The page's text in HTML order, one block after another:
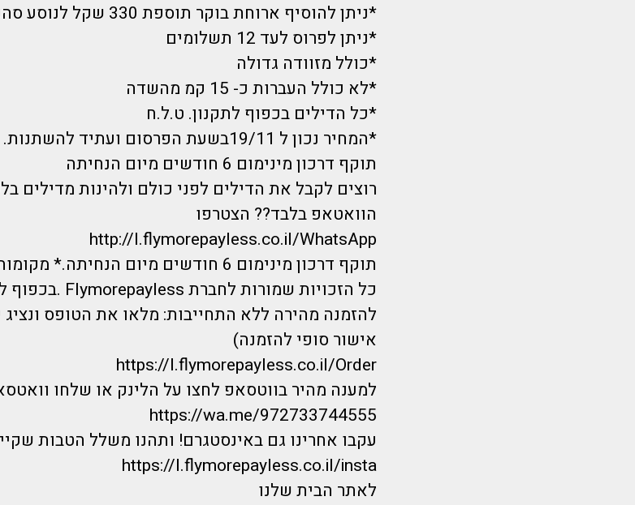
*ניתן להוסיף ארוחת בוקר תוספת 330 שקל לנוסע סהכ
*ניתן לפרוס לעד 12 תשלומים
*כולל מזוודה גדולה
*לא כולל העברות כ- 15 קמ מהשדה
*כל הדילים בכפוף לתקנון. ט.ל.ח
*המחיר נכון ל 19/11בשעת הפרסום ועתיד להשתנות.
תוקף דרכון מינימום 6 חודשים מיום הנחיתה
רוצים לקבל את הדילים לפני כולם ולהינות מדילים
הוואטאפ בלבד?? הצטרפו
http://l.flymorepayless.co.il/WhatsApp
תוקף דרכון מינימום 6 חודשים מיום הנחיתה.* מקומות מוגבלים
כל הזכויות שמורות לחברת Flymorepayless .בכפוף לתקנון ט.ל.ח.
להזמנה מהירה ללא התחייבות: מלאו את הטופס
אישור סופי להזמנה)
https://I.flymorepayless.co.il/Order
למענה מהיר בווטסאפ לחצו על הלינק או שלחו וואטסאפ למספר
https://wa.me/972733744555
עקבו אחרינו גם באינסטגרם! ותהנו משלל הטבות
https://I.flymorepayless.co.il/insta
לאתר הבית שלנו